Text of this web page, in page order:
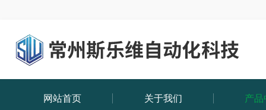
网站首页 关于我们 产品